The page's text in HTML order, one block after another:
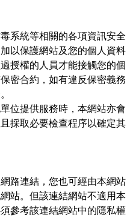
系統等相關的各項資訊安全
以保護網站及您的個人資料
授權的人員才能接觸您的個
密合約，如有違反保密義務
位提供服務時，本網站亦會
採取必要檢查程序以確定其
路連結，您也可經由本網站
站。但該連結網站不適用本
參考該連結網站中的隱私權